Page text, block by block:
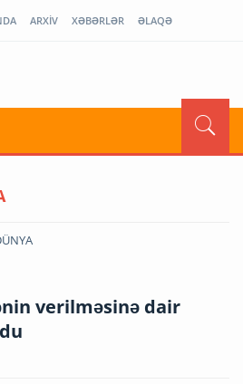
ARXİV XƏBƏRLƏR ƏLAQƏ
verilməsinə dair